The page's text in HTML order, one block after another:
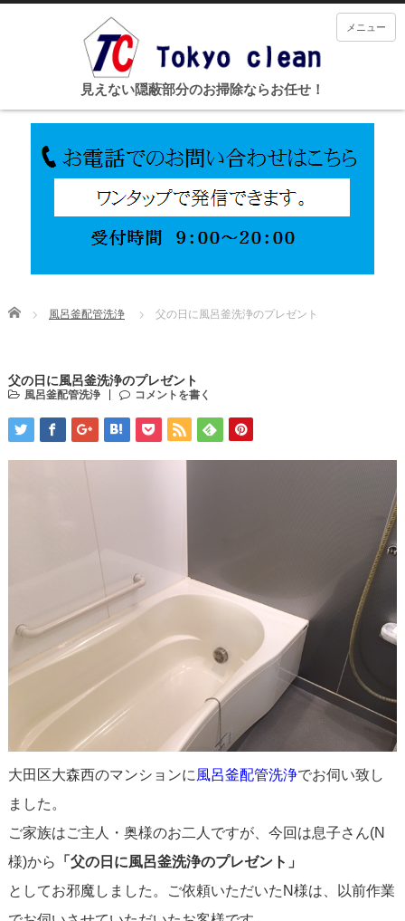
見えない隠蔽部分のお掃除ならお任せ！
メニュー
Home 風呂釜配管洗浄 父の日に風呂釜洗浄のプレゼント
父の日に風呂釜洗浄のプレゼント
風呂釜配管洗浄 コメントを書く
大田区大森西のマンションに 風呂釜配管洗浄でお伺い致し
ました。
ご家族はご主人・奥様のお二人ですが、今回は息子さん(N
様)から
「父の日に風呂釜洗浄のプレゼント」
としてお邪魔しました。ご依頼いただいたN様は、以前作業